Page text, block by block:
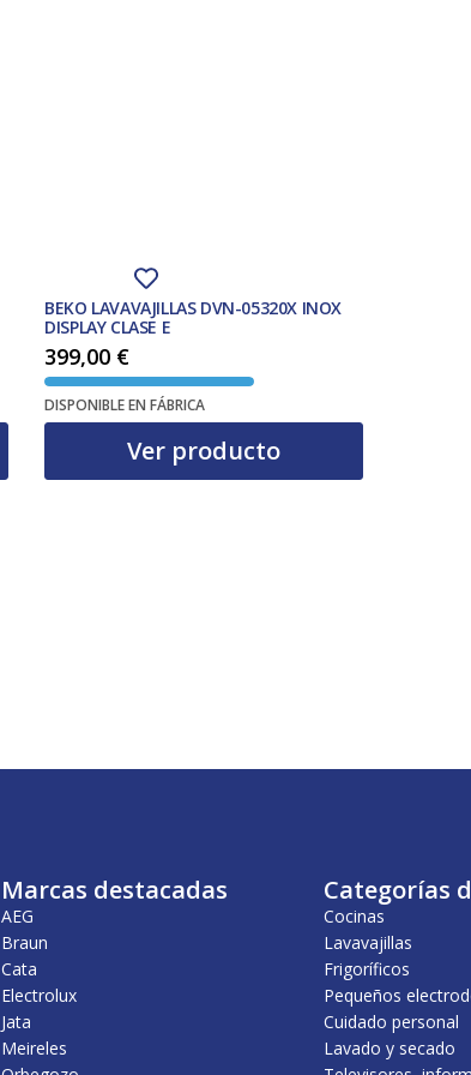
BEKO LAVAVAJILLAS DVN-05320X INOX
DISPLAY CLASE E
399,00 €
DISPONIBLE EN FÁBRICA
Ver producto
Marcas destacadas
AEG
Braun
Cata
Electrolux
Jata
Meireles
Categorías
Cocinas
Lavavajillas
Frigoríficos
Pequeños
Cuidado personal
Lavado y secado